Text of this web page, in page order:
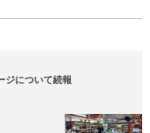
ジについて続報